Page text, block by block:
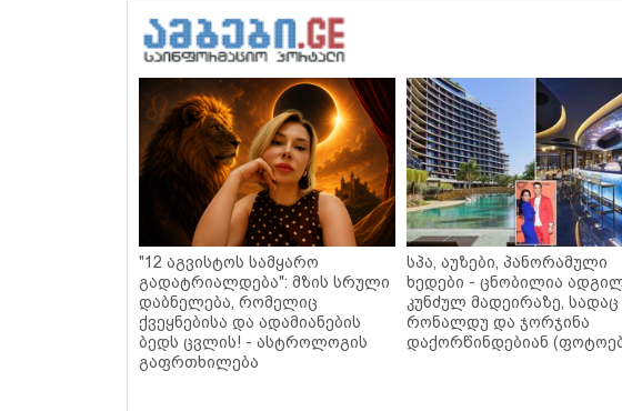
"12 აგვისტოს სამყარო
გადატრიალდება": მზის სრული
დაბნელება, რომელიც
ქვეყნებისა და ადამიანების
ბედს ცვლის! - ასტროლოგის
გაფრთხილება
სპა, აუზები, პანორამული
ხედები - ცნობილია
კუნძულ მადეირაზე, სადაც
რონალდუ და ჯორჯინა
დაქორწინდებიან